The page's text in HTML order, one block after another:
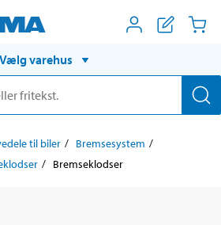
Vælg varehus
til biler
Bremsesystem
Bremseklodser